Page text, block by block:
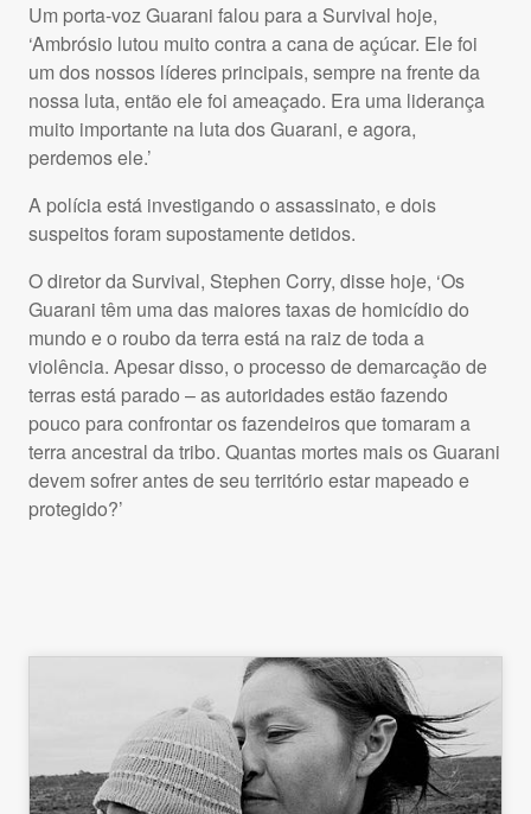
Um porta-voz Guarani falou para a Survival hoje,
‘Ambrósio lutou muito contra a cana de açúcar. Ele foi
um dos nossos líderes principais, sempre na frente da
nossa luta, então ele foi ameaçado. Era uma liderança
muito importante na luta dos Guarani, e agora,
perdemos ele.’
A polícia está investigando o assassinato, e dois
suspeitos foram supostamente detidos.
O diretor da Survival, Stephen Corry, disse hoje, ‘Os
Guarani têm uma das maiores taxas de homicídio do
mundo e o roubo da terra está na raiz de toda a
violência. Apesar disso, o processo de demarcação de
terras está parado – as autoridades estão fazendo
pouco para confrontar os fazendeiros que tomaram a
terra ancestral da tribo. Quantas mortes mais os Guarani
devem sofrer antes de seu território estar mapeado e
protegido?’